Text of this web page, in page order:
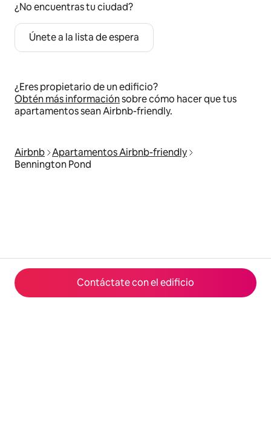
Contáctate con el edificio
¿No encuentras tu ciudad?
Únete a la lista de espera
¿Eres propietario de un edificio?
Obtén más informaciónsobre cómo hacer que tus
apartamentos sean Airbnb-friendly.
Airbnb Apartamentos Airbnb-friendly
Bennington Pond